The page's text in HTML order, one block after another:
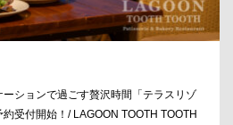
ションで過ごす贅沢時間「テラスリゾ
受付開始！/ LAGOON TOOTH TOOTH